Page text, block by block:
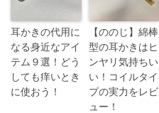
耳かきの代用に
なる身近なアイ
テム９選！どう
しても痒いとき
に使おう！
【ののじ】綿棒
型の耳かきはヒ
ンヤリ気持ちい
い！コイルタイ
プの実力をレビ
ュー！